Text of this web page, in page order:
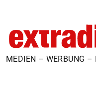
MEDIEN – WERBUNG –